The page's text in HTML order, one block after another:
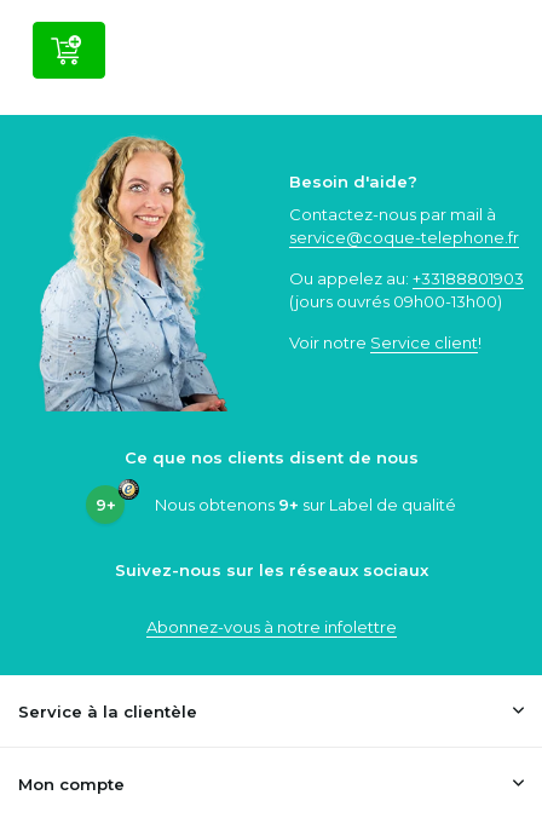
Besoin d'aide?
Contactez-nous par mail à
service@coque-telephone.fr
Ou appelez au: +33188801903
(jours ouvrés 09h00-13h00)
Voir notre Service client!
Ce que nos clients disent de nous
9+ Nous obtenons 9+ sur Label de qualité
Suivez-nous sur les réseaux sociaux
Abonnez-vous à notre infolettre
Service à la clientèle
Mon compte